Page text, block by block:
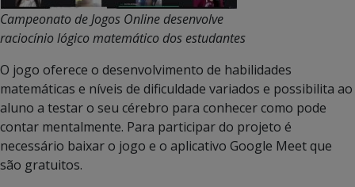
Campeonato de Jogos Online desenvolve
raciocínio lógico matemático dos estudantes
O jogo oferece o desenvolvimento de habilidades
matemáticas e níveis de dificuldade variados e possibilita ao
aluno a testar o seu cérebro para conhecer como pode
contar mentalmente. Para participar do projeto é
necessário baixar o jogo e o aplicativo Google Meet que
são gratuitos.